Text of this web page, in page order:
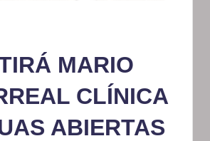
MARIO
CLÍNICA
ABIERTAS